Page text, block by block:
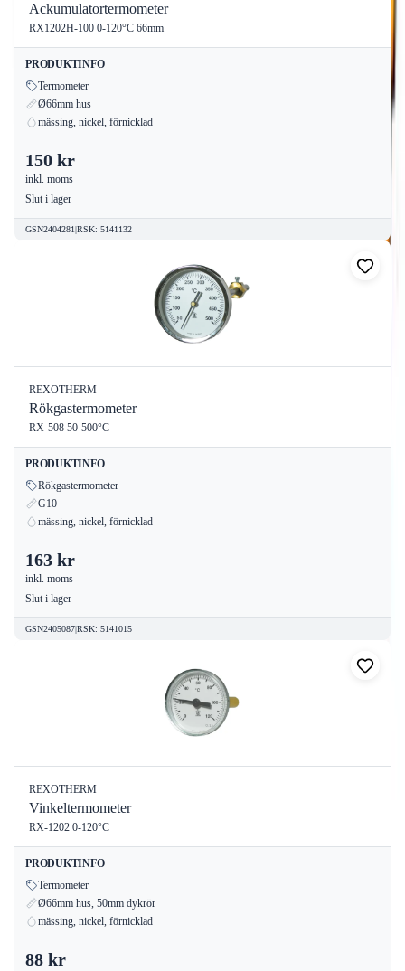
Ackumulatortermometer
RX1202H-100 0-120°C 66mm
PRODUKTINFO
Termometer
Ø66mm hus
mässing, nickel, förnicklad
150 kr
inkl. moms
Slut i lager
GSN2404281|RSK: 5141132
REXOTHERM
Rökgastermometer
RX-508 50-500°C
PRODUKTINFO
Rökgastermometer
G10
mässing, nickel, förnicklad
163 kr
inkl. moms
Slut i lager
GSN2405087|RSK: 5141015
REXOTHERM
Vinkeltermometer
RX-1202 0-120°C
PRODUKTINFO
Termometer
Ø66mm hus, 50mm dykrör
mässing, nickel, förnicklad
88 kr